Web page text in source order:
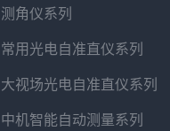
测角仪系列
常用光电自准直仪系列
大视场光电自准直仪系列
中机智能自动测量系列